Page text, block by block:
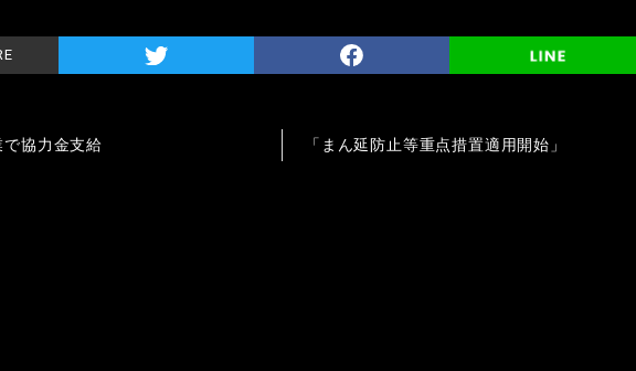
で協力金支給 「まん延防止等重点措置適用開始」